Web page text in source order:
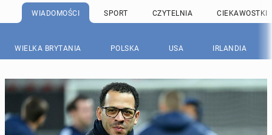
WIADOMOŚCI SPORT CZYTELNIA CIEKAWOSTKI
WIELKA BRYTANIA POLSKA USA IRLANDIA